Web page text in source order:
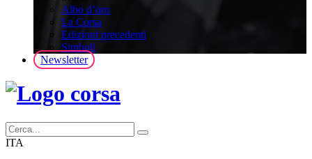
Albo d’oro
La Corsa
Edizioni precedenti
Simboli
Newsletter
ITA